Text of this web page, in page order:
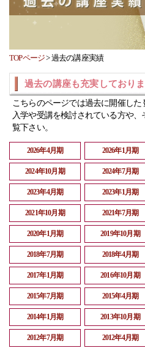
TOPページ>過去の講座実績
過去の講座も充実しており
こちらのページでは過去に開催し
入学や受講を検討されている方や
覧下さい。
2026年4月期 2026年1月期
2024年10月期 2024年7月期
2023年4月期 2023年1月期
2021年10月期 2021年7月期
2020年1月期 2019年10月期
2018年7月期 2018年4月期
2017年1月期 2016年10月期
2015年7月期 2015年4月期
2014年1月期 2013年10月期
2012年7月期 2012年4月期